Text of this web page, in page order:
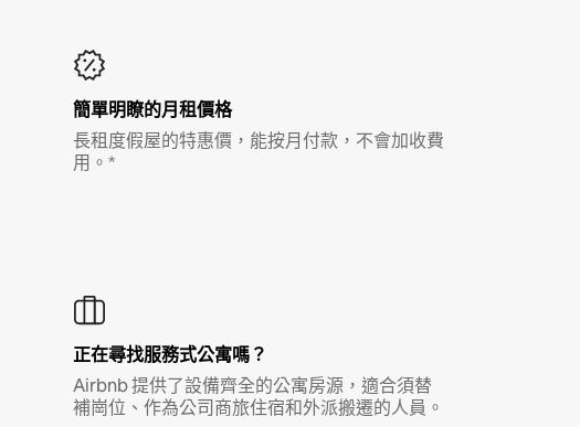
簡單明瞭的月租價格
長租度假屋的特惠價，能按月付款，不會加收費
用。*
正在尋找服務式公寓嗎？
Airbnb 提供了設備齊全的公寓房源，適合須替
補崗位、作為公司商旅住宿和外派搬遷的人員。